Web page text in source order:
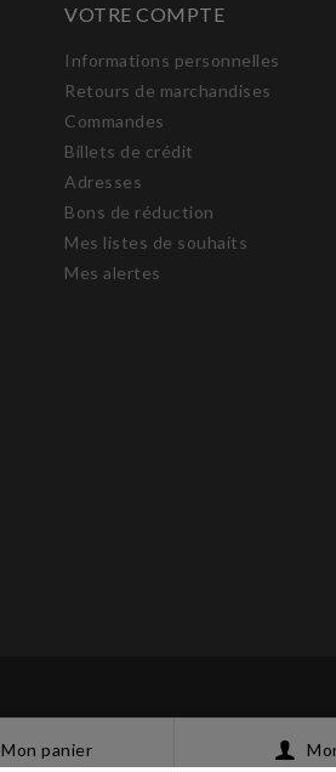
VOTRE COMPTE
Informations personnelles
Retours de marchandises
Commandes
Billets de crédit
Adresses
Bons de réduction
Mes listes de souhaits
Mes alertes
Mon panier